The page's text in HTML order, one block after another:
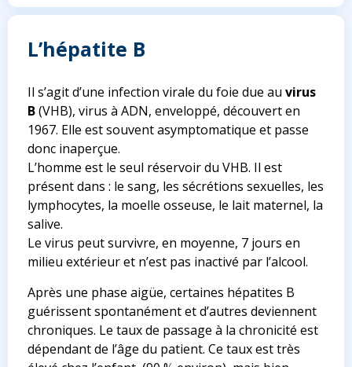
L’hépatite B
Il s’agit d’une infection virale du foie due au virus
B(VHB), virus à ADN, enveloppé, découvert en
1967. Elle est souvent asymptomatique et passe
donc inaperçue.
L’homme est le seul réservoir du VHB. Il est
présent dans : le sang, les sécrétions sexuelles, les
lymphocytes, la moelle osseuse, le lait maternel, la
salive.
Le virus peut survivre, en moyenne, 7 jours en
milieu extérieur et n’est pas inactivé par l’alcool.
Après une phase aigüe, certaines hépatites B
guérissent spontanément et d’autres deviennent
chroniques. Le taux de passage à la chronicité est
dépendant de l’âge du patient. Ce taux est très